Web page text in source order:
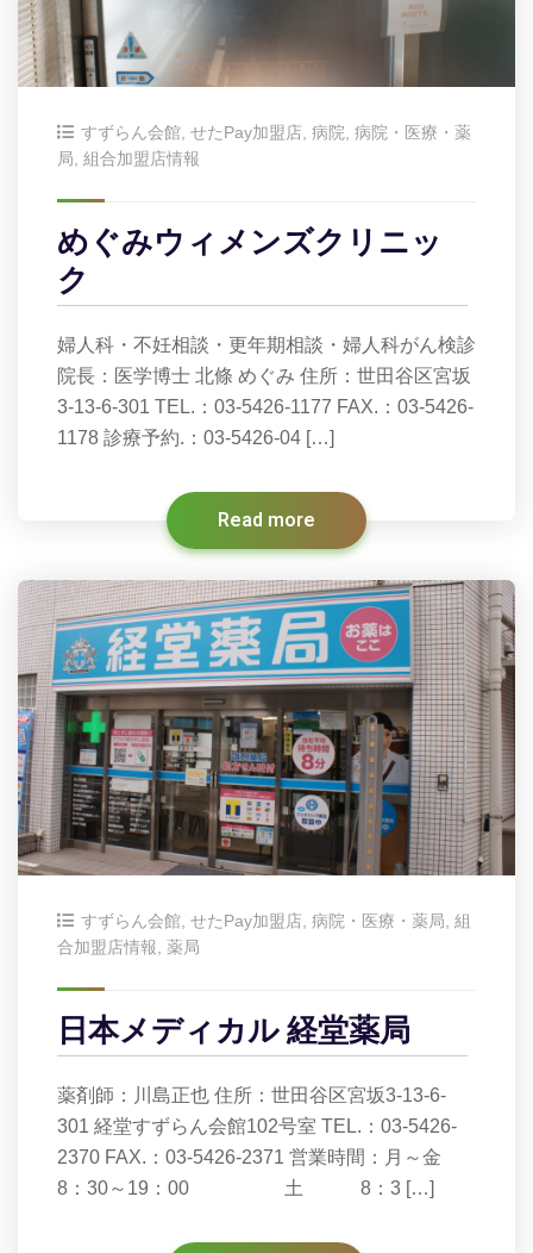
すずらん会館, せたPay加盟店, 病院, 病院・医療・薬
局, 組合加盟店情報
めぐみウィメンズクリニッ
ク
婦人科・不妊相談・更年期相談・婦人科がん検診
院長：医学博士 北條 めぐみ 住所：世田谷区宮坂
3-13-6-301 TEL.：03-5426-1177 FAX.：03-5426-
1178 診療予約.：03-5426-04 […]
Read more
すずらん会館 せたPay加盟店 病院・医療・薬局 組
合加盟店情報 薬局
日本メディカル 経堂薬局
薬剤師：川島正也 住所：世田谷区宮坂3-13-6-
301 経堂すずらん会館102号室 TEL.：03-5426-
2370 FAX.：03-5426-2371 営業時間：月～金
8：30～19：00 土 8：3 […]